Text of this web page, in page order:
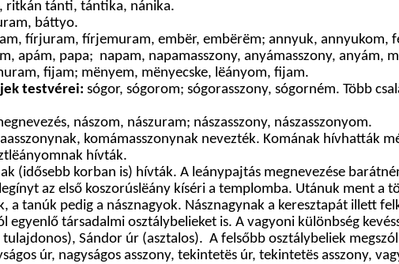
ritkán tánti, tántika, nánika.
báttyo.
fírjuram, fírjemuram, embër, embërëm; annyuk, annyukom,
apám, papa; napam, napamasszony, anyámasszony, anyám,
fijam; mënyem, mënyecske, lëányom, fijam.
testvérei: sógor, sógorom; sógorasszony, sógorném. Több
nászom, nászuram; nászasszony, nászasszonyom.
komámasszonynak nevezték. Komának hívhatták
hívták.
(idősebb korban is) hívták. A leánypajtás megnevezése
az első koszorúslëány kíséri a templomba. Utánuk ment a
a tanúk pedig a násznagyok. Násznagynak a keresztapát illett
egyenlő társadalmi osztálybelieket is. A vagyoni különbség
Sándor úr (asztalos). A felsőbb osztálybeliek
úr, nagyságos asszony, tekintetës úr, tekintetës asszony,